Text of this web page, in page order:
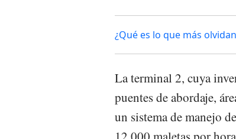
¿Qué es lo que más
La terminal 2, cuya
puentes de abordaje,
un sistema de manejo